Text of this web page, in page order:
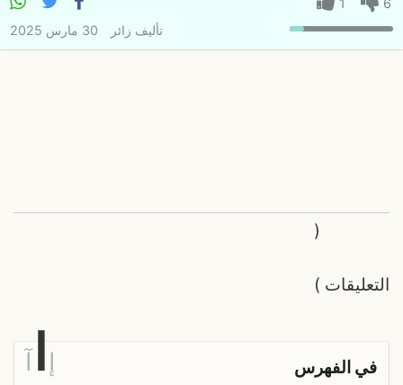
تأليف زائر 30 مارس 2025
التعليقات
(
)
في الفهرس إ آ